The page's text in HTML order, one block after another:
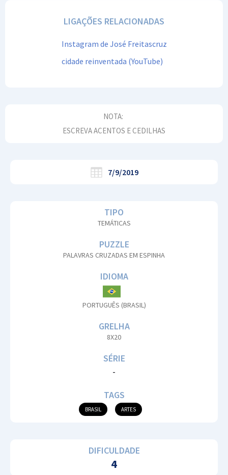
LIGAÇÕES RELACIONADAS
Instagram de José Freitascruz
cidade reinventada (YouTube)
NOTA:
ESCREVA ACENTOS E CEDILHAS
7/9/2019
TIPO
TEMÁTICAS
PUZZLE
PALAVRAS CRUZADAS EM ESPINHA
IDIOMA
PORTUGUÊS (BRASIL)
GRELHA
8X20
SÉRIE
-
TAGS
BRASIL ARTES
DIFICULDADE
4